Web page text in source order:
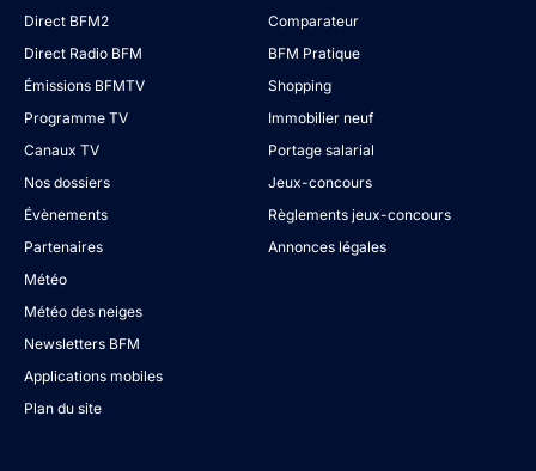
Direct BFM2
Direct Radio BFM
Émissions BFMTV
Programme TV
Canaux TV
Nos dossiers
Évènements
Partenaires
Météo
Météo des neiges
Newsletters BFM
Applications mobiles
Plan du site
Comparateur
BFM Pratique
Shopping
Immobilier neuf
Portage salarial
Jeux-concours
Règlements jeux-concours
Annonces légales